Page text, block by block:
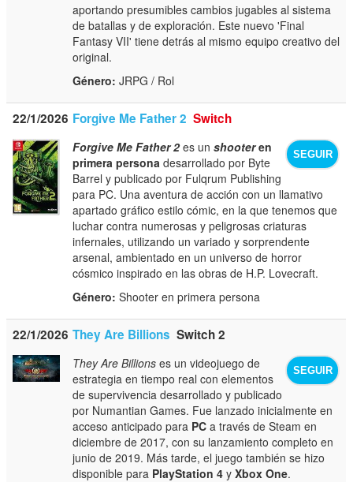
aportando presumibles cambios jugables al sistema
de batallas y de exploración. Este nuevo 'Final
Fantasy VII' tiene detrás al mismo equipo creativo del
original.
Género: JRPG / Rol
22/1/2026 Forgive Me Father 2 Switch
SEGUIR
Forgive Me Father 2es unshooteren
primera persona desarrollado por Byte
Barrel y publicado por Fulqrum Publishing
para PC. Una aventura de acción con un llamativo
apartado gráfico estilo cómic, en la que tenemos que
luchar contra numerosas y peligrosas criaturas
infernales, utilizando un variado y sorprendente
arsenal, ambientado en un universo de horror
cósmico inspirado en las obras de H.P. Lovecraft.
Género: Shooter en primera persona
22/1/2026 They Are Billions Switch 2
SEGUIR
They Are Billions es un videojuego de
estrategia en tiempo real con elementos
de supervivencia desarrollado y publicado
por Numantian Games. Fue lanzado inicialmente en
acceso anticipado para PC a través de Steam en
diciembre de 2017, con su lanzamiento completo en
junio de 2019. Más tarde, el juego también se hizo
disponible para PlayStation 4 yXbox One.